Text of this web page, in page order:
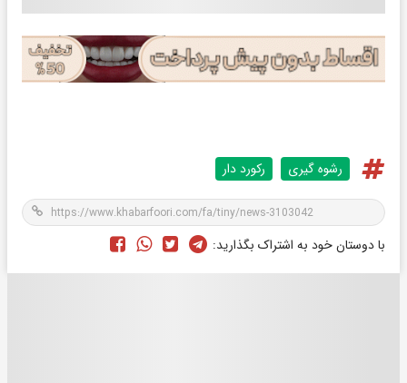
رشوه گیری رکورد دار
با دوستان خود به اشتراک بگذارید: